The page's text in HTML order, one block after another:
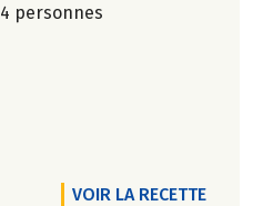
4 personnes
VOIR LA RECETTE